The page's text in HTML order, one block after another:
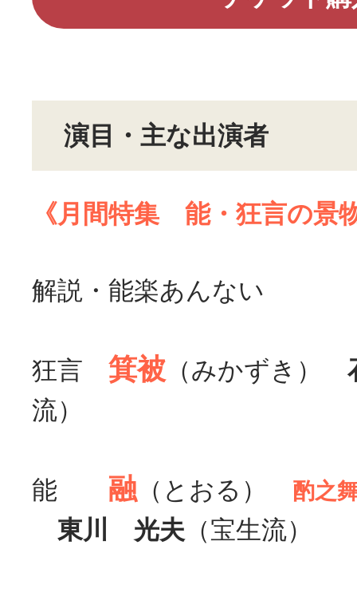
演目・主な出演者
《月間特集 能・狂言の景
解説・能楽あんない
狂言 箕被 （みかずき）
流）
能 融 （とおる） 酌之
東川 光夫 （宝生流）